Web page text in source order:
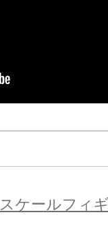
スケールフィ